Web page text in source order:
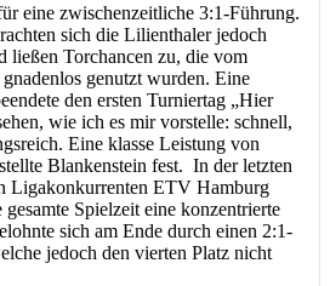
eine zwischenzeitliche 3:1-Führung.
sich die Lilienthaler jedoch
ließen Torchancen zu, die vom
genutzt wurden. Eine
den ersten Turniertag „Hier
wie ich es mir vorstelle: schnell,
Eine klasse Leistung von
Blankenstein fest. In der letzten
Ligakonkurrenten ETV Hamburg
Spielzeit eine konzentrierte
sich am Ende durch einen 2:1-
jedoch den vierten Platz nicht